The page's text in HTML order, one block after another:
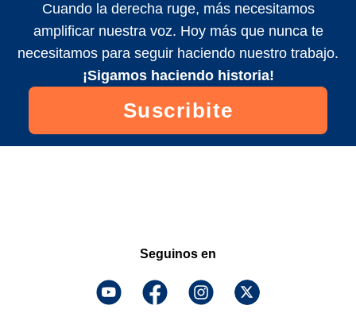
Cuando la derecha ruge, más necesitamos
amplificar nuestra voz. Hoy más que nunca te
necesitamos para seguir haciendo nuestro trabajo.
¡Sigamos haciendo historia!
Suscribite
Seguinos en